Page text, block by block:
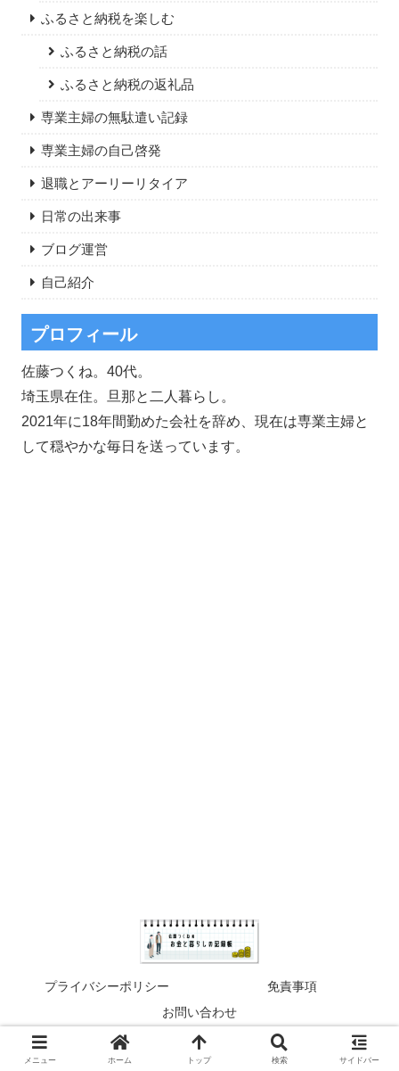
ふるさと納税を楽しむ
ふるさと納税の話
ふるさと納税の返礼品
専業主婦の無駄遣い記録
専業主婦の自己啓発
退職とアーリーリタイア
日常の出来事
ブログ運営
自己紹介
プロフィール
佐藤つくね。40代。
埼玉県在住。旦那と二人暮らし。
2021年に18年間勤めた会社を辞め、現在は専業主婦と
して穏やかな毎日を送っています。
プライバシーポリシー
免責事項
お問い合わせ
© 2022 佐藤つくねのお金と暮らしの記録帳.
メニュー ホーム トップ 検索 サイドバー